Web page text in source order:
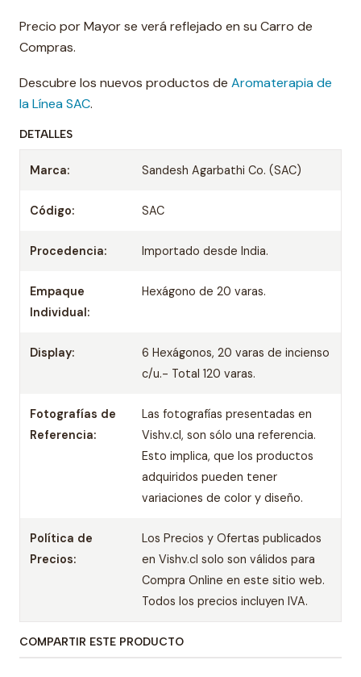
Precio por Mayor se verá reflejado en su Carro de
Compras.
Descubre los nuevos productos de Aromaterapia de
la Línea SAC.
DETALLES
Marca: Sandesh Agarbathi Co. (SAC)
Código: SAC
Procedencia: Importado desde India.
Empaque
Individual:
Hexágono de 20 varas.
Display:
6 Hexágonos, 20 varas de incienso
c/u.- Total 120 varas.
Fotografías de
Referencia:
Las fotografías presentadas en
Vishv.cl, son sólo una referencia.
Esto implica, que los productos
adquiridos pueden tener
variaciones de color y diseño.
Política de
Precios:
Los Precios y Ofertas publicados
en Vishv.cl solo son válidos para
Compra Online en este sitio web.
Todos los precios incluyen IVA.
COMPARTIR ESTE PRODUCTO